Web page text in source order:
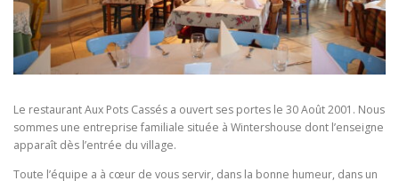
Le restaurant Aux Pots Cassés a ouvert ses portes le 30 Août 2001. Nous
sommes une entreprise familiale située à Wintershouse dont l’enseigne
apparaît dès l’entrée du village.
Toute l’équipe a à cœur de vous servir, dans la bonne humeur, dans un